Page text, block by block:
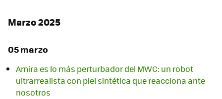
Marzo 2025
05 marzo
Amira es lo más perturbador del MWC: un robot
ultrarrealista con piel sintética que reacciona ante
nosotros